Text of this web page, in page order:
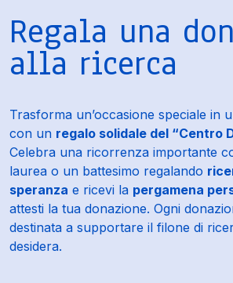
Regala una
alla ricerca
Trasforma un’occasione speciale in
con un regalo solidale del “Centro
Celebra una ricorrenza importante
laurea o un battesimo regalando
speranza e ricevi la pergamena
attesti la tua donazione. Ogni
destinata a supportare il filone di
desidera.